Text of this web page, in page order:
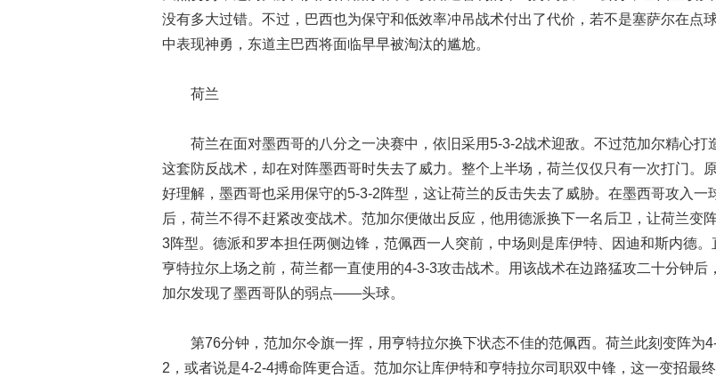
没有多大过错。不过，巴西也为保守和低效率冲吊战术付出了代价，若不是塞萨尔在点
中表现神勇，东道主巴西将面临早早被淘汰的尴尬。
荷兰
荷兰在面对墨西哥的八分之一决赛中，依旧采用5-3-2战术迎敌。不过范加尔精心打
这套防反战术，却在对阵墨西哥时失去了威力。整个上半场，荷兰仅仅只有一次打门。
好理解，墨西哥也采用保守的5-3-2阵型，这让荷兰的反击失去了威胁。在墨西哥攻入一
后，荷兰不得不赶紧改变战术。范加尔便做出反应，他用德派换下一名后卫，让荷兰变
3阵型。德派和罗本担任两侧边锋，范佩西一人突前，中场则是库伊特、因迪和斯内德。
亨特拉尔上场之前，荷兰都一直使用的4-3-3攻击战术。用该战术在边路猛攻二十分钟后
加尔发现了墨西哥队的弱点——头球。
第76分钟，范加尔令旗一挥，用亨特拉尔换下状态不佳的范佩西。荷兰此刻变阵为
2，或者说是4-2-4搏命阵更合适。范加尔让库伊特和亨特拉尔司职双中锋，这一变招最